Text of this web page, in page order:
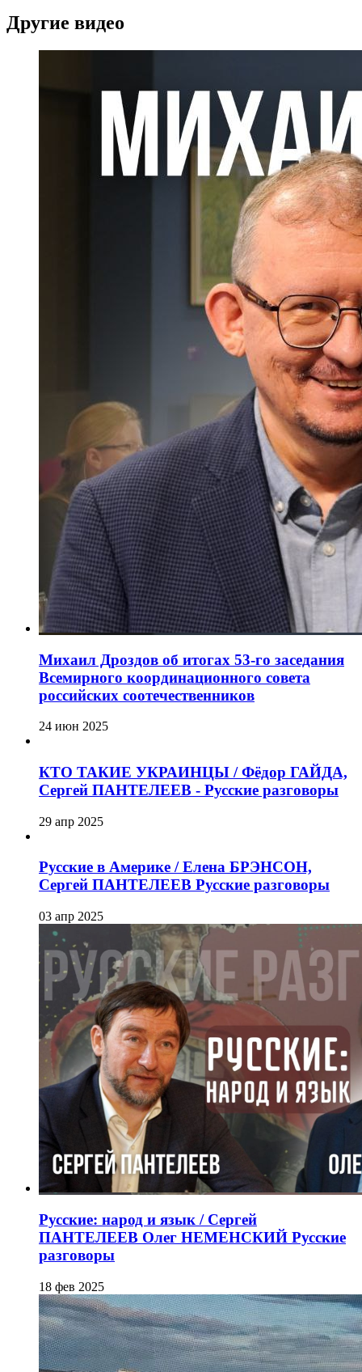
Другие видео
Михаил Дроздов об итогах 53-го заседания
Всемирного координационного совета
российских соотечественников
24 июн 2025
КТО ТАКИЕ УКРАИНЦЫ / Фёдор ГАЙДА,
Сергей ПАНТЕЛЕЕВ - Русские разговоры
29 апр 2025
Русские в Америке / Елена БРЭНСОН,
Сергей ПАНТЕЛЕЕВ Русские разговоры
03 апр 2025
Русские: народ и язык / Сергей
ПАНТЕЛЕЕВ Олег НЕМЕНСКИЙ Русские
разговоры
18 фев 2025